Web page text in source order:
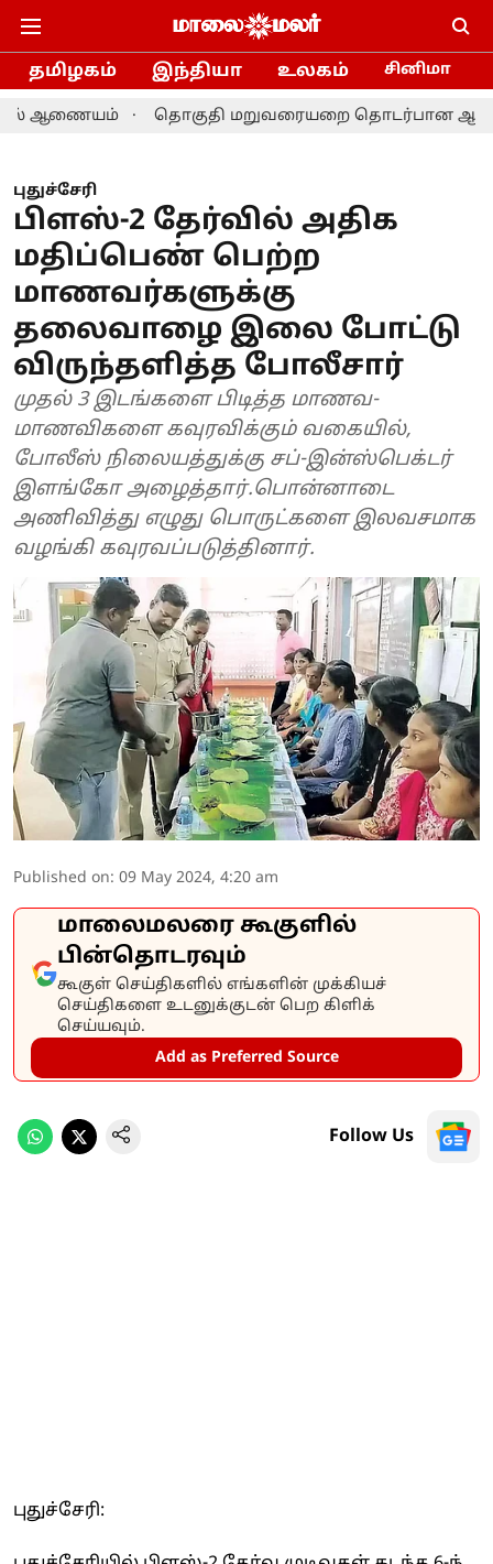
தமிழகம் இந்தியா உலகம் சினிமா
தொகுதி மறுவரையறை தொடர்பான ஆலோசனை:
புதுச்சேரி
பிளஸ்-2 தேர்வில் அதிக
மதிப்பெண் பெற்ற
மாணவர்களுக்கு
தலைவாழை இலை போட்டு
விருந்தளித்த போலீசார்
முதல் 3 இடங்களை பிடித்த மாணவ-
மாணவிகளை கவுரவிக்கும் வகையில்,
போலீஸ் நிலையத்துக்கு சப்-இன்ஸ்பெக்டர்
இளங்கோ அழைத்தார்.பொன்னாடை
அணிவித்து எழுது பொருட்களை இலவசமாக
வழங்கி கவுரவப்படுத்தினார்.
Published on: 09 May 2024, 4:20 am
மாலைமலரை கூகுளில்
பின்தொடரவும்
கூகுள் செய்திகளில் எங்களின் முக்கியச்
செய்திகளை உடனுக்குடன் பெற கிளிக்
செய்யவும்.
Add as Preferred Source
Follow Us
புதுச்சேரி: